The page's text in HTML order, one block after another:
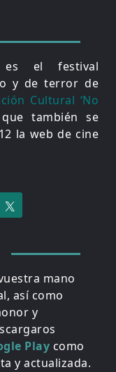
es el festival
y de terror de
Cultural ‘No
también se
la web de cine
mano
así como
y
Play como
y actualizada.